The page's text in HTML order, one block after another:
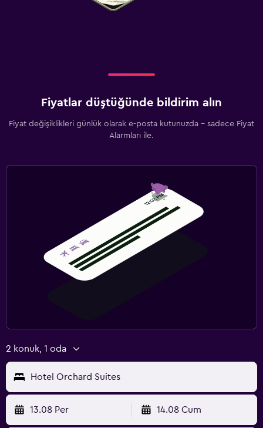
Fiyatlar düştüğünde bildirim alın
Fiyat değişiklikleri günlük olarak e-posta kutunuzda - sadece Fiyat
Alarmları ile.
2 konuk, 1 oda
Hotel Orchard Suites
13.08 Per 14.08 Cum